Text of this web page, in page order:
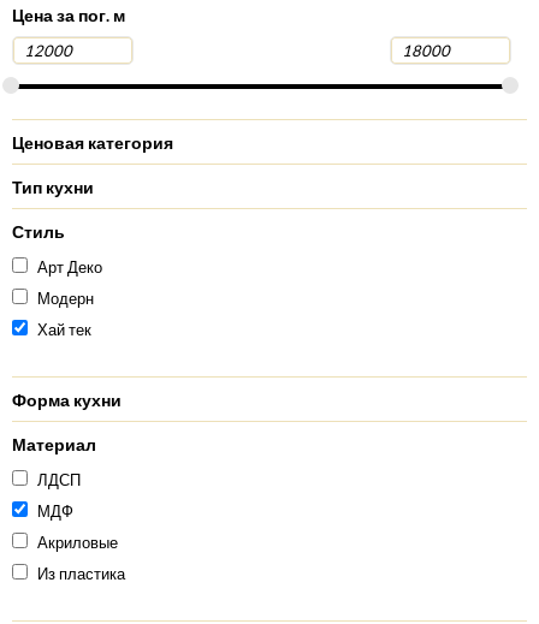
Цена за пог. м
Ценовая категория
Тип кухни
Стиль
Арт Деко
Модерн
Хай тек
Форма кухни
Материал
ЛДСП
МДФ
Акриловые
Из пластика